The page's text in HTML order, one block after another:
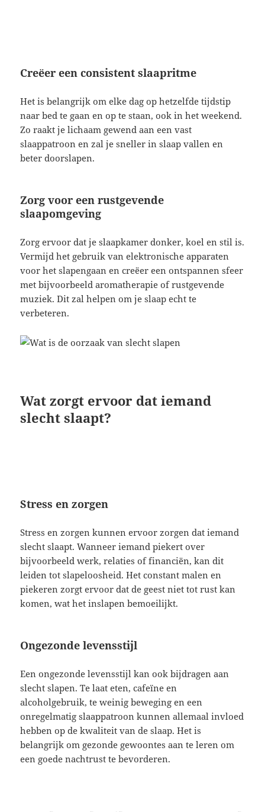
Creëer een consistent slaapritme
Het is belangrijk om elke dag op hetzelfde tijdstip
naar bed te gaan en op te staan, ook in het weekend.
Zo raakt je lichaam gewend aan een vast
slaappatroon en zal je sneller in slaap vallen en
beter doorslapen.
Zorg voor een rustgevende
slaapomgeving
Zorg ervoor dat je slaapkamer donker, koel en stil is.
Vermijd het gebruik van elektronische apparaten
voor het slapengaan en creëer een ontspannen sfeer
met bijvoorbeeld aromatherapie of rustgevende
muziek. Dit zal helpen om je slaap echt te
verbeteren.
Wat zorgt ervoor dat iemand
slecht slaapt?
Stress en zorgen
Stress en zorgen kunnen ervoor zorgen dat iemand
slecht slaapt. Wanneer iemand piekert over
bijvoorbeeld werk, relaties of financiën, kan dit
leiden tot slapeloosheid. Het constant malen en
piekeren zorgt ervoor dat de geest niet tot rust kan
komen, wat het inslapen bemoeilijkt.
Ongezonde levensstijl
Een ongezonde levensstijl kan ook bijdragen aan
slecht slapen. Te laat eten, cafeïne en
alcoholgebruik, te weinig beweging en een
onregelmatig slaappatroon kunnen allemaal invloed
hebben op de kwaliteit van de slaap. Het is
belangrijk om gezonde gewoontes aan te leren om
een goede nachtrust te bevorderen.